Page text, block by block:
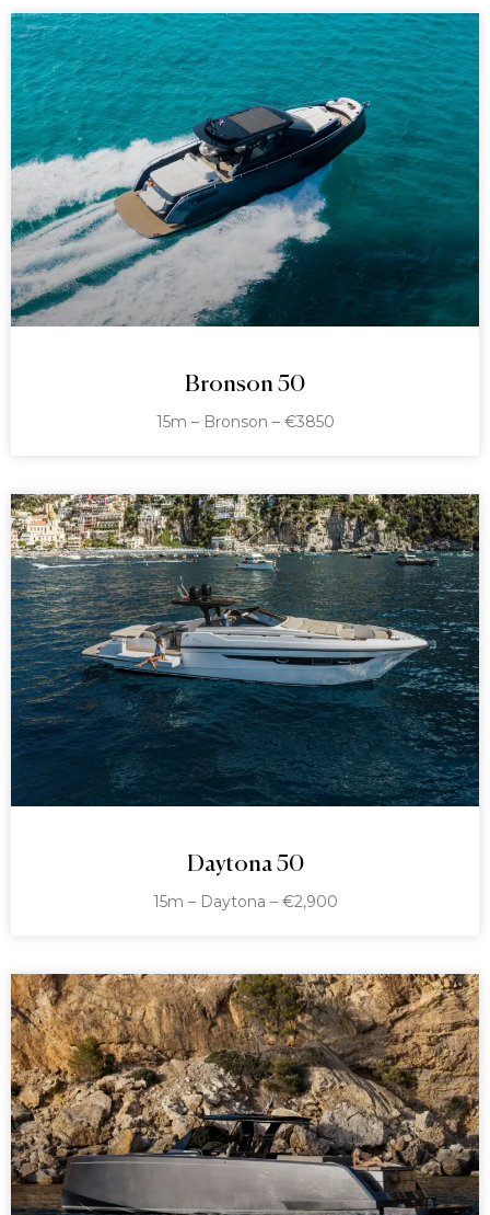
Bronson 50
15m – Bronson – €3850
Daytona 50
15m – Daytona – €2,900